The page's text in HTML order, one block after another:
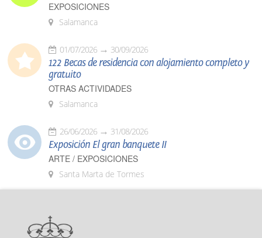
EXPOSICIONES
Salamanca
01/07/2026 30/09/2026
122 Becas de residencia con alojamiento completo y
gratuito
OTRAS ACTIVIDADES
Salamanca
26/06/2026 31/08/2026
Exposición El gran banquete II
ARTE / EXPOSICIONES
Santa Marta de Tormes